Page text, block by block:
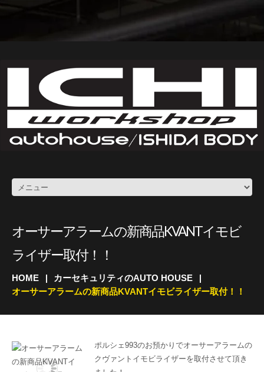
オーサーアラームの新商品KVANTイモビ
ライザー取付！！
HOME
カーセキュリティのAUTO HOUSE
オーサーアラームの新商品KVANTイモビライザー取付！！
ポルシェ993のお預かりでオーサーアラームの
クヴァントイモビライザーを取付させて頂き